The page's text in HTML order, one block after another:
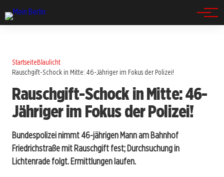
StartseiteBlaulicht
Rauschgift-Schock in Mitte: 46-Jähriger im Fokus der Polizei!
Rauschgift-Schock in Mitte: 46-
Jähriger im Fokus der Polizei!
Bundespolizei nimmt 46-jährigen Mann am Bahnhof
Friedrichstraße mit Rauschgift fest; Durchsuchung in
Lichtenrade folgt. Ermittlungen laufen.